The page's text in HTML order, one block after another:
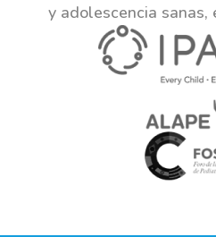
y adolescencia sanas,